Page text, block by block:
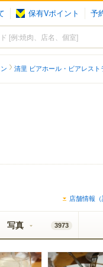
保有Vポイント 予
清里 ビアホール・ビアレスト
店舗情報（
写真 3973